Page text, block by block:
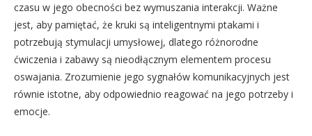
czasu w jego obecności bez wymuszania interakcji. Ważne
jest, aby pamiętać, że kruki są inteligentnymi ptakami i
potrzebują stymulacji umysłowej, dlatego różnorodne
ćwiczenia i zabawy są nieodłącznym elementem procesu
oswajania. Zrozumienie jego sygnałów komunikacyjnych jest
równie istotne, aby odpowiednio reagować na jego potrzeby i
emocje.